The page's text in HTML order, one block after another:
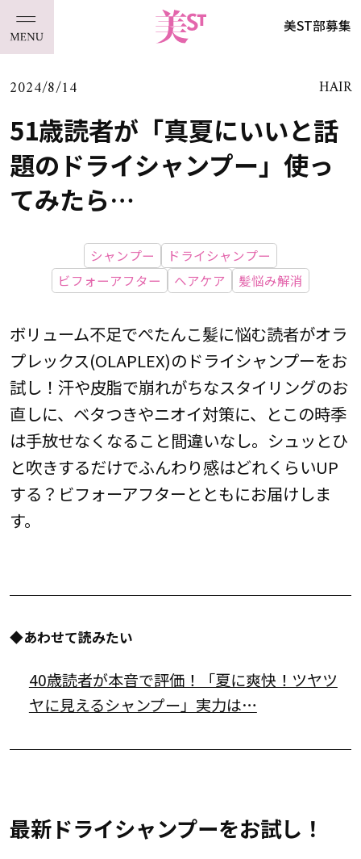
美ST部募集
2024/8/14 HAIR
51歳読者が「真夏にいいと話
題のドライシャンプー」使っ
てみたら…
シャンプー
ドライシャンプー
ビフォーアフター
ヘアケア 髪悩み解消
ボリューム不足でぺたんこ髪に悩む読者がオラ
プレックス(OLAPLEX)のドライシャンプーをお
試し！汗や皮脂で崩れがちなスタイリングのお
直しに、ベタつきやニオイ対策に、とこの時季
は手放せなくなること間違いなし。シュッとひ
と吹きするだけでふんわり感はどれくらいUP
する？ビフォーアフターとともにお届けしま
す。
◆あわせて読みたい
40歳読者が本音で評価！「夏に爽快！ツヤツ
ヤに見えるシャンプー」実力は…
最新ドライシャンプーをお試し！